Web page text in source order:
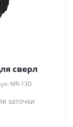
сверл
MR-13D
заточки